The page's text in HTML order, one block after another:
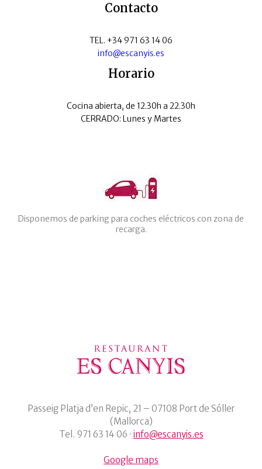
Contacto
TEL. +34 971 63 14 06
info@escanyis.es
Horario
Cocina abierta, de 12.30h a 22.30h
CERRADO: Lunes y Martes
Disponemos de parking para coches eléctricos con zona de
recarga.
Passeig Platja d’en Repic, 21 – 07108 Port de Sóller
(Mallorca)
Tel. 971 63 14 06 · info@escanyis.es
Google maps